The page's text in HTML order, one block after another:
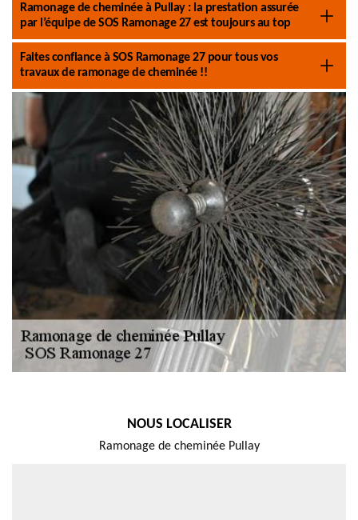
Ramonage de cheminée à Pullay : la prestation assurée
par l’équipe de SOS Ramonage 27 est toujours au top
Faites confiance à SOS Ramonage 27 pour tous vos
travaux de ramonage de cheminée !!
NOUS LOCALISER
Ramonage de cheminée Pullay